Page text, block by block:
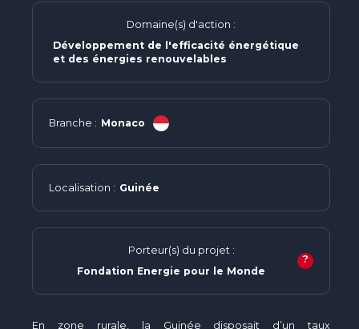
Domaine(s) d'action :
Développement de l'efficacité énergétique
et des énergies renouvelables
Branche : Monaco
Localisation : Guinée
Porteur(s) du projet :
Fondation Energie pour le Monde
?
En zone rurale, la Guinée disposait d’un taux